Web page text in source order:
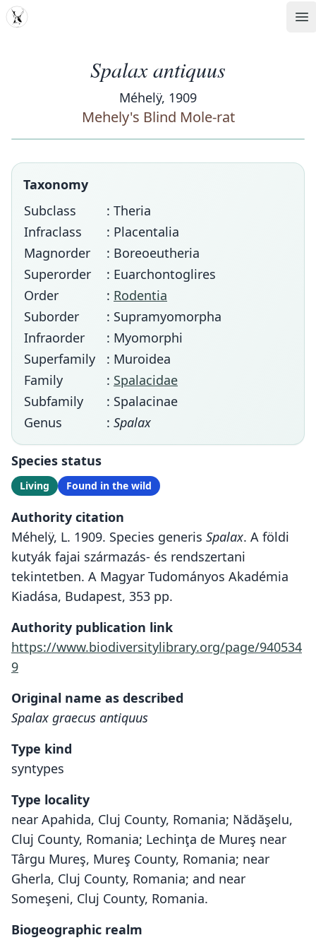
MDD
Spalax antiquus
Méhelÿ, 1909
Mehely's Blind Mole-rat
Taxonomy
Subclass
: Theria
Infraclass
: Placentalia
Magnorder
: Boreoeutheria
Superorder
: Euarchontoglires
Order
: Rodentia
Suborder
: Supramyomorpha
Infraorder
: Myomorphi
Superfamily
: Muroidea
Family
: Spalacidae
Subfamily
: Spalacinae
Genus
: Spalax
Species status
Living Found in the wild
Authority citation
Méhelÿ, L. 1909. Species generis Spalax. A földi
kutyák fajai származás- és rendszertani
tekintetben. A Magyar Tudományos Akadémia
Kiadása, Budapest, 353 pp.
Authority publication link
https://www.biodiversitylibrary.org/page/940534
9
Original name as described
Spalax graecus antiquus
Type kind
syntypes
Type locality
near Apahida, Cluj County, Romania; Nădăşelu,
Cluj County, Romania; Lechinţa de Mureş near
Târgu Mureş, Mureş County, Romania; near
Gherla, Cluj County, Romania; and near
Someşeni, Cluj County, Romania.
Biogeographic realm